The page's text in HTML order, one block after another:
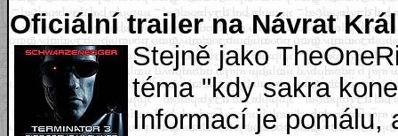
Oficiální trailer na Návrat
Stejně jako
téma "kdy sakra
Informací je pomálu,